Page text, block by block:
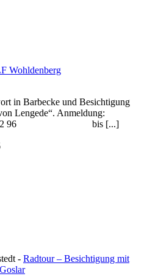
Wohldenberg
in Barbecke und Besichtigung
von Lengede“. Anmeldung:
53 45 / 2 96 bis [...]
- Radtour – Besichtigung mit